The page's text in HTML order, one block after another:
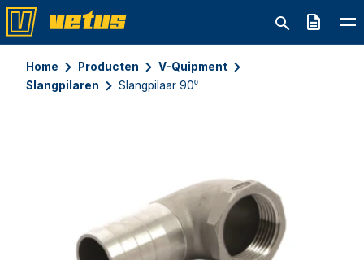
Offerte
Home Producten
V-Quipment
Slangpilaren
Slangpilaar 90⁰